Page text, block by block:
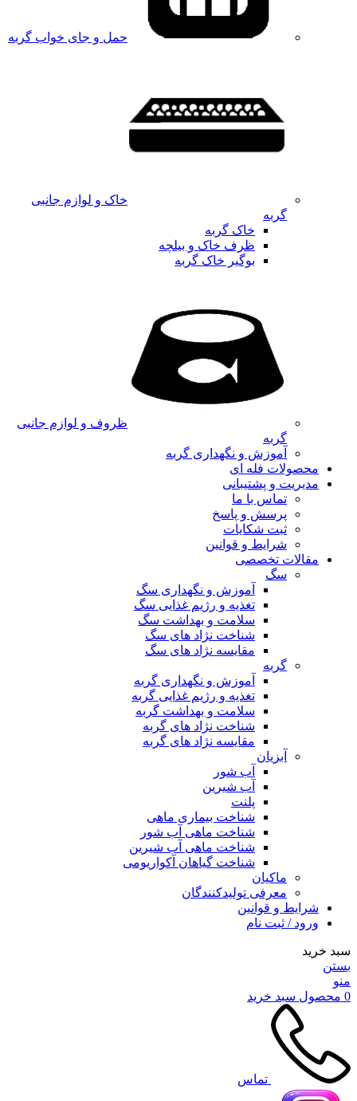
حمل و جای خواب گربه
خاک و لوازم جانبی
گربه
خاک گربه
ظرف خاک و بیلچه
بوگیر خاک گربه
ظروف و لوازم جانبی
گربه
آموزش و نگهداری گربه
محصولات فله ای
مدیریت و پشتیبانی
تماس با ما
پرسش و پاسخ
ثبت شکایات
شرایط و قوانین
مقالات تخصصی
سگ
آموزش و نگهداری سگ
تغذیه و رژیم غذایی سگ
سلامت و بهداشت سگ
شناخت نژاد های سگ
مقایسه نژاد های سگ
گربه
آموزش و نگهداری گربه
تغذیه و رژیم غذایی گربه
سلامت و بهداشت گربه
شناخت نژاد های گربه
مقایسه نژاد های گربه
آبزیان
آب شور
آب شیرین
پلنت
شناخت بیماری ماهی
شناخت ماهی آب شور
شناخت ماهی آب شیرین
شناخت گیاهان آکواریومی
ماکیان
معرفی تولیدکنندگان
شرایط و قوانین
ورود / ثبت نام
سبد خرید
بستن
منو
0 محصول سبد خرید
تماس